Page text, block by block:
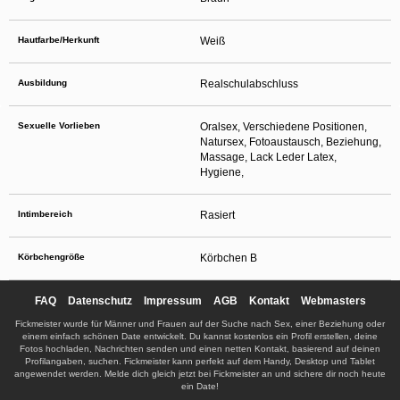
Hautfarbe/Herkunft Weiß
Ausbildung Realschulabschluss
Sexuelle Vorlieben
Oralsex, Verschiedene Positionen,
Natursex, Fotoaustausch, Beziehung,
Massage, Lack Leder Latex,
Hygiene,
Intimbereich Rasiert
Körbchengröße Körbchen B
FAQ Datenschutz Impressum AGB Kontakt Webmasters
Fickmeister wurde für Männer und Frauen auf der Suche nach Sex, einer Beziehung oder
einem einfach schönen Date entwickelt. Du kannst kostenlos ein Profil erstellen, deine
Fotos hochladen, Nachrichten senden und einen netten Kontakt, basierend auf deinen
Profilangaben, suchen. Fickmeister kann perfekt auf dem Handy, Desktop und Tablet
angewendet werden. Melde dich gleich jetzt bei Fickmeister an und sichere dir noch heute
ein Date!